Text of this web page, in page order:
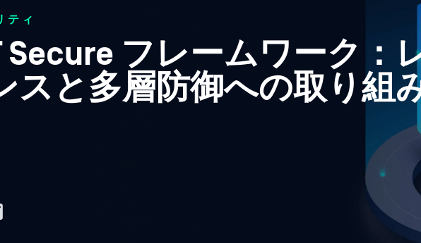
ティ
Secure フレームワーク：
スと多層防御への取り組